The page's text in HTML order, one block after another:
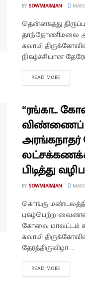
BY SOWMIARAJAN
தென்னகத்து
தாந்தோணிமலை
சுவாமி
நிகழ்ச்சியான
READ MORE
“ரங்கா…
விண்ணைப்
பிடித்து
BY SOWMIARAJAN
கொங்கு
புகழ்பெற்ற
கோவை மாவட்டம்
சுவாமி
தேர்த்திருவிழா ...
READ MORE